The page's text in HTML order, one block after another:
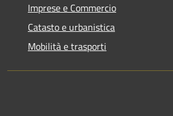
Imprese e Commercio
Catasto e urbanistica
Mobilità e trasporti